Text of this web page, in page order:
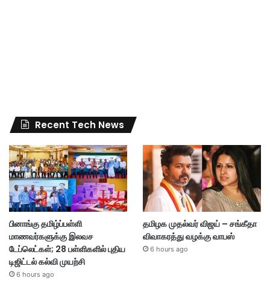
Recent Tech News
பினாங்கு தமிழ்ப்பள்ளி
மாணவர்களுக்கு இலவச
டேப்லெட்கள்; 28 பள்ளிகளில் புதிய
டிஜிட்டல் கல்வி முயற்சி
6 hours ago
தமிழக முதல்வர் விஜய் – சங்கீதா
விவாகரத்து வழக்கு வாபஸ்
6 hours ago